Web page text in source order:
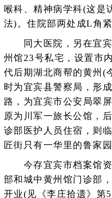
喉科、精神病学科(这是
法)。住院部两处成L角
同大医院，另在宜宾
州馆23号私宅，设置市
代后期湖北商帮的黄州(
时为宜宾县警察局，形
路，为宜宾市公安局翠
原为川军一旅长公馆，
诊部医护人员住宿，则
匠街只有一华里的鲁家
今存宜宾市档案馆资
部和城中黄州馆门诊部
开业(见《李庄拾遗》第